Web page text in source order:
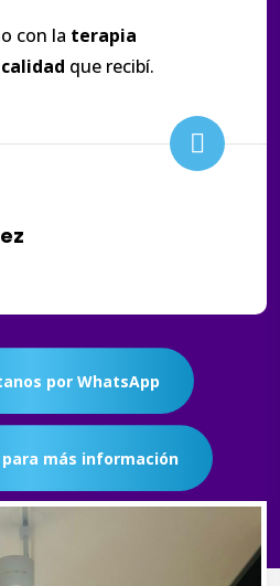
con la terapia
calidad que recibí.
por WhatsApp
más información